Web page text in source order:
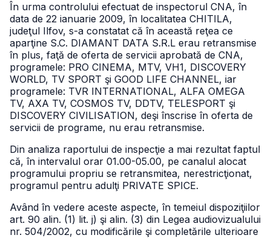
În urma controlului efectuat de inspectorul CNA, în
data de 22 ianuarie 2009, în localitatea CHITILA,
judeţul Ilfov, s-a constatat că în această reţea ce
aparţine S.C. DIAMANT DATA S.R.L erau retransmise
în plus, faţă de oferta de servicii aprobată de CNA,
programele: PRO CINEMA, MTV, VH1, DISCOVERY
WORLD, TV SPORT şi GOOD LIFE CHANNEL, iar
programele: TVR INTERNATIONAL, ALFA OMEGA
TV, AXA TV, COSMOS TV, DDTV, TELESPORT şi
DISCOVERY CIVILISATION, deşi înscrise în oferta de
servicii de programe, nu erau retransmise.
Din analiza raportului de inspecţie a mai rezultat faptul
că, în intervalul orar 01.00-05.00, pe canalul alocat
programului propriu se retransmitea, nerestricţionat,
programul pentru adulţi PRIVATE SPICE.
Având în vedere aceste aspecte, în temeiul dispoziţiilor
art. 90 alin. (1) lit. j) şi alin. (3) din Legea audiovizualului
nr. 504/2002, cu modificările şi completările ulterioare